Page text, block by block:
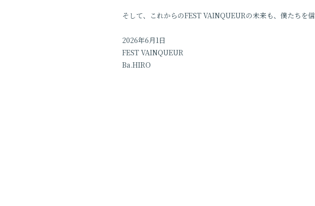
そして、これからのFEST VAINQUEURの未来も、僕たちを
2026年6月1日
FEST VAINQUEUR
Ba.HIRO